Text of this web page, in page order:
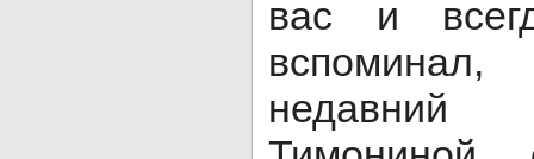
вас и
недавний